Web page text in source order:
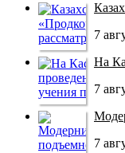
7
На
7
7